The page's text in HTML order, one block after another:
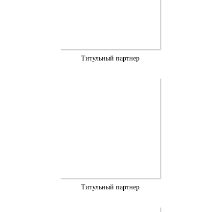
Титульный партнер
Титульный партнер